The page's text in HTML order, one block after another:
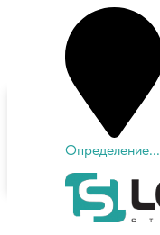
Определение...